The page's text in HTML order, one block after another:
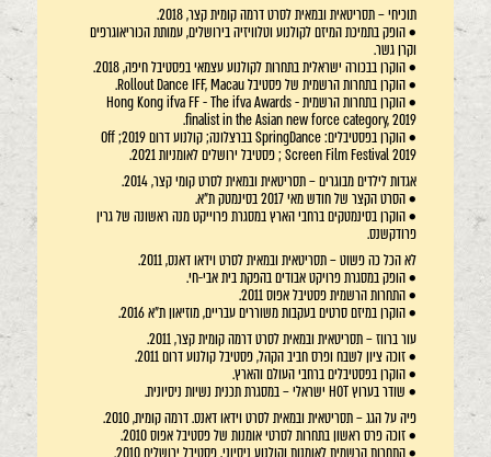
תוכיחי – תסריטאית ובמאית לסרט דרמה קומית קצר, 2018.
• הופק בתמיכת המיזם לקולנוע וטלוויזיה בירושלים, עמותת הכוריאוגרפים
וקרן גשר.
• הוקרן בבכורה ישראלית בתחרות לקולנוע עצמאי בפסטיבל חיפה, 2018.
• הוקרן בתחרות הרשמית של פסטיבל Rollout Dance IFF, Macau.
• הוקרן בתחרות הרשמית Hong Kong ifva FF - The ifva Awards -
finalist in the Asian new force category, 2019.
• הוקרן בפסטיבלים: SpringDance בברצלונה; קולנוע דרום 2019; Off
Screen Film Festival 2019 ; פסטיבל ירושלים לאומניות 2021.
אגדות לילדים מבוגרים – תסריטאית ובמאית לסרט קומי קצר, 2014.
• הסרט הקצר של חודש מאי 2017 בסינמטק ת"א.
• הוקרן בסינמטקים ברחבי הארץ במסגרת פרוייקט מנה ראשונה של גרין
פרודקשנס.
לא הכל כה פשוט – תסריטאית ובמאית לסרט וידאו דאנס, 2011.
• הופק במסגרת פרויקט אבודים בהפקת בית אבי-חי.
• התחרות הרשמית פסטיבל אפוס 2011.
• הוקרן במיזם סרטים בעקבות משוררים עבריים, מוזיאון ת"א 2016.
עור ברווז – תסריטאית ובמאית לסרט דרמה קומית קצר, 2011.
• זוכה ציון לשבח ופרס חביב הקהל, פסטיבל קולנוע דרום 2011.
• הוקרן בפסטיבלים ברחבי העולם והארץ.
• שודר בערוץ HOT ישראלי – במסגרת תכנית נשיות ניסיונית.
פיה על הגג – תסריטאית ובמאית לסרט וידאו דאנס. דרמה קומית, 2010.
• זוכה פרס ראשון בתחרות לסרטי אומנות של פסטיבל אפוס 2010.
• התחרות הרשמית לאומנות וקולנוע ניסיוני, פסטיבל ירושלים 2010.